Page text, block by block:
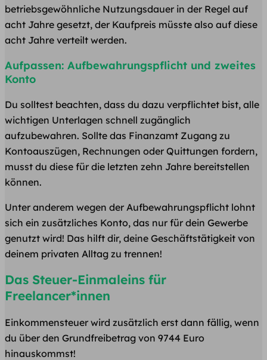
betriebsgewöhnliche Nutzungsdauer in der Regel auf
acht Jahre gesetzt, der Kaufpreis müsste also auf diese
acht Jahre verteilt werden.
Aufpassen: Aufbewahrungspflicht und zweites
Konto
Du solltest beachten, dass du dazu verpflichtet bist, alle
wichtigen Unterlagen schnell zugänglich
aufzubewahren. Sollte das Finanzamt Zugang zu
Kontoauszügen, Rechnungen oder Quittungen fordern,
musst du diese für die letzten zehn Jahre bereitstellen
können.
Unter anderem wegen der Aufbewahrungspflicht lohnt
sich ein zusätzliches Konto, das nur für dein Gewerbe
genutzt wird! Das hilft dir, deine Geschäftstätigkeit von
deinem privaten Alltag zu trennen!
Das Steuer-Einmaleins für
Freelancer*innen
Einkommensteuer wird zusätzlich erst dann fällig, wenn
du über den Grundfreibetrag von 9744 Euro
hinauskommst!